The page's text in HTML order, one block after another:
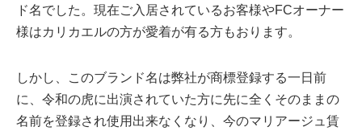
ド名でした。現在ご入居されているお客様やFCオーナー
様はカリカエルの方が愛着が有る方もおります。
しかし、このブランド名は弊社が商標登録する一日前
に、令和の虎に出演されていた方に先に全くそのままの
名前を登録され使用出来なくなり、今のマリアージュ賃